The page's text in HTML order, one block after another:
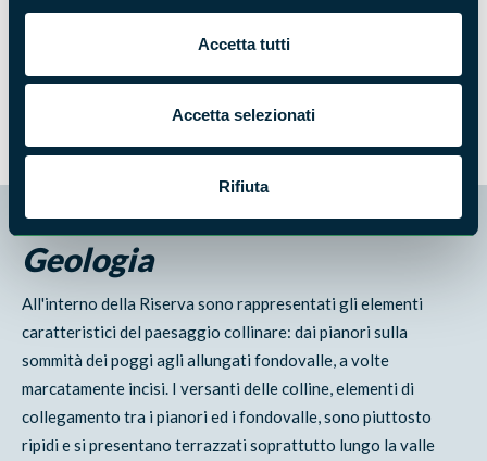
Accetta tutti
Accetta selezionati
Rifiuta
splendide ed abbondanti fioriture, immagine della ricchezza
naturalistica del territorio.
Geologia
All'interno della Riserva sono rappresentati gli elementi
caratteristici del paesaggio collinare: dai pianori sulla
sommità dei poggi agli allungati fondovalle, a volte
marcatamente incisi. I versanti delle colline, elementi di
collegamento tra i pianori ed i fondovalle, sono piuttosto
ripidi e si presentano terrazzati soprattutto lungo la valle